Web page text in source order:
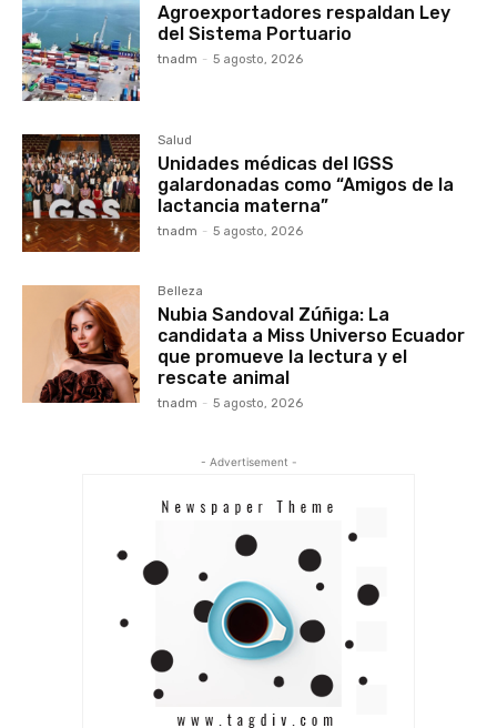
Agroexportadores respaldan Ley
del Sistema Portuario
tnadm - 5 agosto, 2026
Salud
Unidades médicas del IGSS
galardonadas como “Amigos de la
lactancia materna”
tnadm - 5 agosto, 2026
Belleza
Nubia Sandoval Zúñiga: La
candidata a Miss Universo Ecuador
que promueve la lectura y el
rescate animal
tnadm - 5 agosto, 2026
- Advertisement -